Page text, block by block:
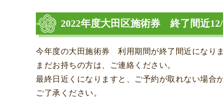
2022年度大田区施術券 終了間近
今年度の大田施術券 利用期間が終了間近になりま
まだお持ちの方は、ご連絡ください。
最終日近くになりますと、ご予約が取れない場合
ご了承ください。